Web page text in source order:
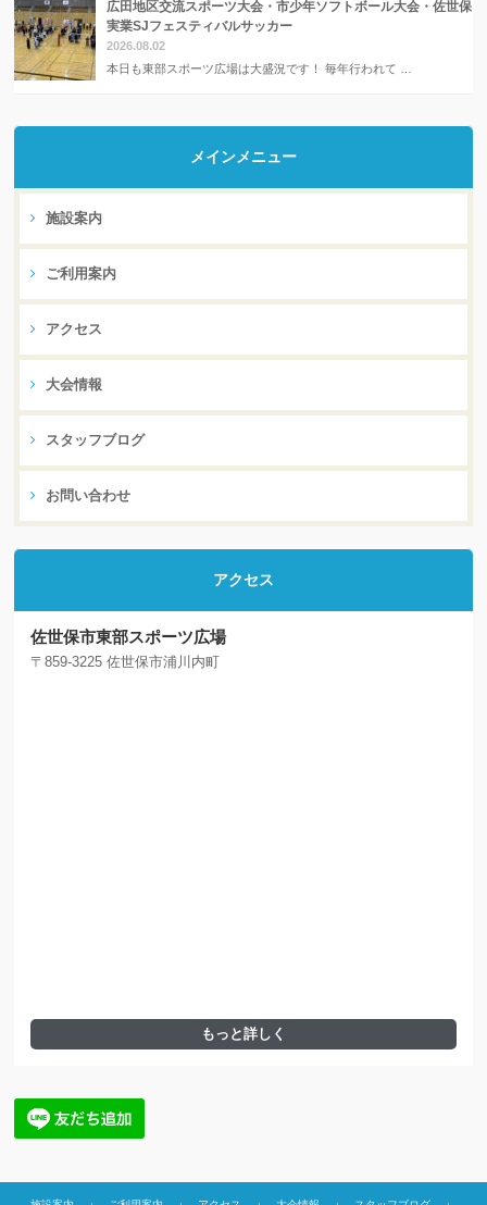
広田地区交流スポーツ大会・市少年ソフトボール大会・佐世保
実業SJフェスティバルサッカー
2026.08.02
本日も東部スポーツ広場は大盛況です！ 毎年行われて …
メインメニュー
施設案内
ご利用案内
アクセス
大会情報
スタッフブログ
お問い合わせ
アクセス
佐世保市東部スポーツ広場
〒859-3225 佐世保市浦川内町
もっと詳しく